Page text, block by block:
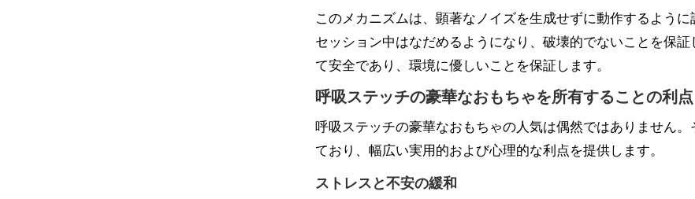
このメカニズムは、顕著なノイズを生成せずに動作するよう
セッション中はなだめるようになり、破壊的でないことを保
て安全であり、環境に優しいことを保証します。
呼吸ステッチの豪華なおもちゃを所有することの利点
呼吸ステッチの豪華なおもちゃの人気は偶然ではありません
ており、幅広い実用的および心理的な利点を提供します。
ストレスと不安の緩和